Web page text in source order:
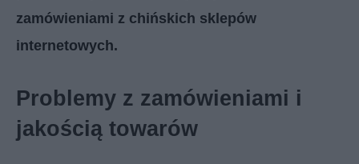
zamówieniami z chińskich sklepów
internetowych.
Problemy z zamówieniami i
jakością towarów